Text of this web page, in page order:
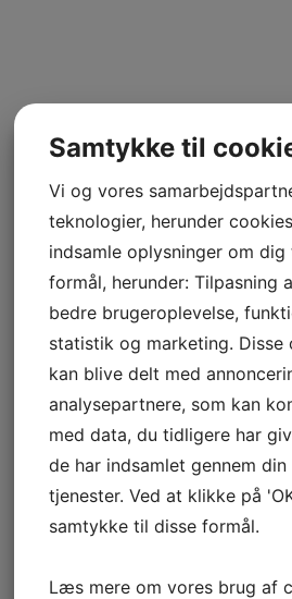
Samtykke til
Vi og vores
teknologier, herunder
indsamle oplysninger om
formål, herunder: Tilpasning
bedre brugeroplevelse,
statistik og marketing. Disse
kan blive delt med
analysepartnere, som kan
med data, du tidligere har
de har indsamlet gennem
tjenester. Ved at klikke på
samtykke til disse formål.
Læs mere om vores brug af